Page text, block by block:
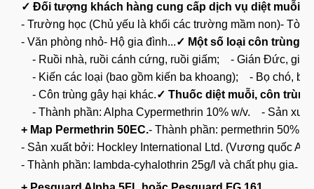
✓ Đối tượng khách hàng cung cấp dịch vụ diệt muỗi
- Trường học (Chủ yếu là khối các trường mầm non)- Tòa
- Văn phòng nhỏ- Hộ gia đình...✓ Một số loại côn trùng
- Ruồi nhà, ruồi cánh cứng, ruồi giấm; - Gián Đức, gián
- Kiến các loại (bao gồm kiến ba khoang); - Bọ chó, bọ
- Côn trùng gây hại khác.✓ Thuốc diệt muỗi, côn
- Thành phần: Alpha Cypermethrin 10% w/v. - Sản xuất
+ Map Permethrin 50EC.- Thành phần: permethrin 50%
- Sản xuất bởi: Hockley International Ltd. (Vương quốc
- Thành phần: lambda-cyhalothrin 25g/l và chất phụ gia-